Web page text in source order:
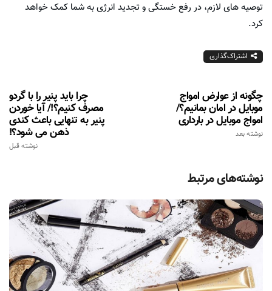
توصیه های لازم، در رفع خستگی و تجدید انرژی به شما کمک خواهد
کرد.
اشتراک‌گذاری
چرا باید پنیر را با گردو
مصرف کنیم؟!/ آیا خوردن
پنیر به تنهایی باعث کندی
ذهن می شود؟!
نوشته قبل
چگونه از عوارض امواج
موبایل در امان بمانیم؟/
امواج موبایل در بارداری
نوشته بعد
نوشته‌های مرتبط